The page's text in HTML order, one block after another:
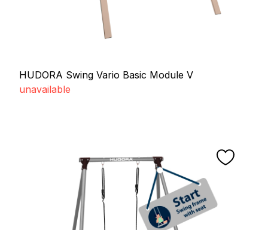
HUDORA Swing Vario Basic Module V
unavailable